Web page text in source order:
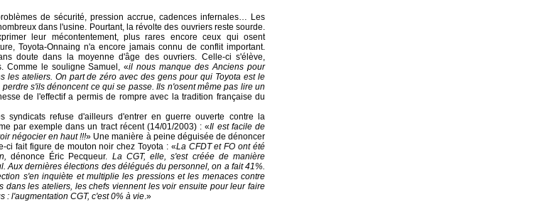
de sécurité, pression accrue, cadences infernales… Les
dans l'usine. Pourtant, la révolte des ouvriers reste sourde.
leur mécontentement, plus rares encore ceux qui osent
Toyota-Onnaing n'a encore jamais connu de conflit important.
doute dans la moyenne d'âge des ouvriers. Celle-ci s'élève,
Comme le souligne Samuel, «il nous manque des Anciens pour
les ateliers. On part de zéro avec des gens pour qui Toyota est le
s'ils dénoncent ce qui se passe. Ils n'osent même pas lire un
de l'effectif a permis de rompre avec la tradition française du
syndicats refuse d'ailleurs d'entrer en guerre ouverte contre la
par exemple dans un tract récent (14/01/2003) : «Il est facile de
négocier en haut !!!» Une manière à peine déguisée de dénoncer
ci fait figure de mouton noir chez Toyota : «La CFDT et FO ont été
dénonce Éric Pecqueur. La CGT, elle, s'est créée de manière
Aux dernières élections des délégués du personnel, on a fait 41%.
s'en inquiète et multiplie les pressions et les menaces contre
dans les ateliers, les chefs viennent les voir ensuite pour leur faire
: l'augmentation CGT, c'est 0% à vie.»